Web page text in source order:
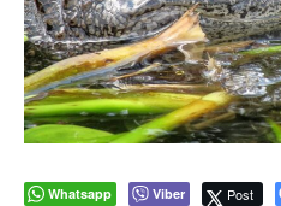
Whatsapp Viber Post